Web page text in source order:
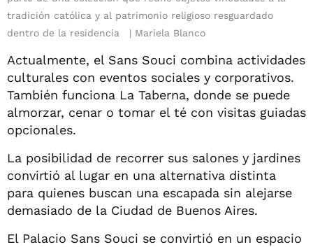
tradición católica y al patrimonio religioso resguardado
dentro de la residencia
Mariela Blanco
Actualmente, el Sans Souci combina actividades
culturales con eventos sociales y corporativos.
También funciona La Taberna, donde se puede
almorzar, cenar o tomar el té con visitas guiadas
opcionales.
La posibilidad de recorrer sus salones y jardines
convirtió al lugar en una alternativa distinta
para quienes buscan una escapada sin alejarse
demasiado de la Ciudad de Buenos Aires.
El Palacio Sans Souci se convirtió en un espacio